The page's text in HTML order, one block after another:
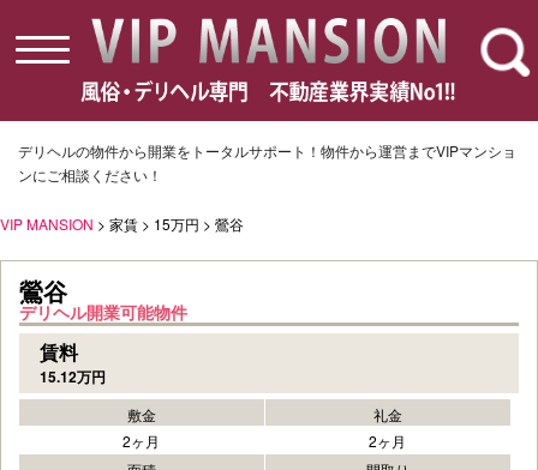
toggle
navigation
デリヘルの物件から開業をトータルサポート！物件から運営までVIPマンショ
ンにご相談ください！
VIP MANSION > 家賃 > 15万円 > 鶯谷
鶯谷
デリヘル開業可能物件
賃料
15.12万円
敷金
2ヶ月
礼金
2ヶ月